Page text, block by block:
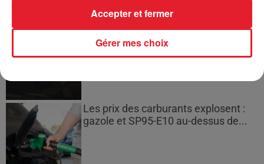
Bouches-du-Rhône : les ossements
de deux militaires disparus...
Les prix des carburants explosent :
gazole et SP95-E10 au-dessus de...
Gérer mes choix
Accepter et fermer